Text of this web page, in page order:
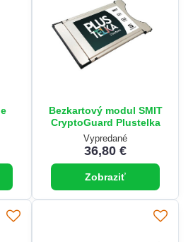
Bezkartový modul SMIT
CryptoGuard Plustelka
Vypredané
36,80 €
Zobraziť